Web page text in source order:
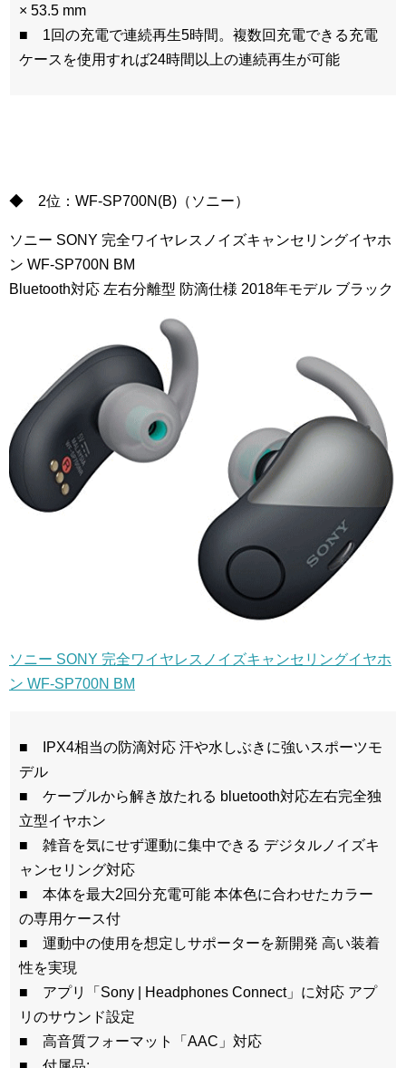
× 53.5 mm
■ 1回の充電で連続再生5時間。複数回充電できる充電
ケースを使用すれば24時間以上の連続再生が可能
◆ 2位：WF-SP700N(B)（ソニー）
ソニー SONY 完全ワイヤレスノイズキャンセリングイヤホ
ン WF-SP700N BM
Bluetooth対応 左右分離型 防滴仕様 2018年モデル ブラック
ソニー SONY 完全ワイヤレスノイズキャンセリングイヤホ
ン WF-SP700N BM
■ IPX4相当の防滴対応 汗や水しぶきに強いスポーツモ
デル
■ ケーブルから解き放たれる bluetooth対応左右完全独
立型イヤホン
■ 雑音を気にせず運動に集中できる デジタルノイズキ
ャンセリング対応
■ 本体を最大2回分充電可能 本体色に合わせたカラー
の専用ケース付
■ 運動中の使用を想定しサポーターを新開発 高い装着
性を実現
■ アプリ「Sony | Headphones Connect」に対応 アプ
リのサウンド設定
■ 高音質フォーマット「AAC」対応